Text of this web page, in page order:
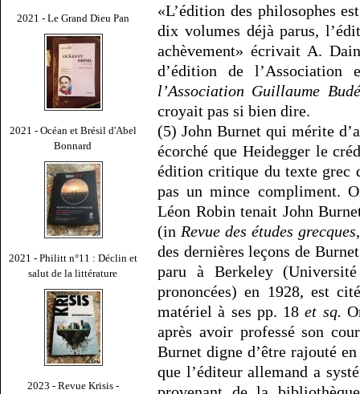
2021 - Le Grand Dieu Pan
2021 - Océan et Brésil d'Abel
Bonnard
2021 - Philitt n°11 : Déclin et
salut de la littérature
2023 - Revue Krisis -
«L’édition des philosophes
dix volumes déjà parus,
achèvement» écrivait A.
d’édition de
l’Association Guillaume Budé
croyait pas si bien dire.
(5) John Burnet qui mérite
écorché que Heidegger le
édition critique du texte grec
pas un mince compliment.
Léon Robin tenait John
(in Revue des études grecques
des dernières leçons de
paru à Berkeley
prononcées) en 1928, est
matériel à ses pp. 18et sq.
après avoir professé son
Burnet digne d’être rajouté
que l’éditeur allemand a